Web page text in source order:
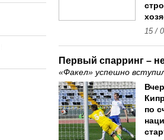
15 /
Первый спарринг –
«Факел» успешно
по